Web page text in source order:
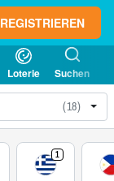
REGISTRIEREN
Loterie Suchen
(18)
1